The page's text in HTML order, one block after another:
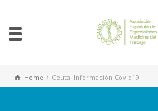
Home Ceuta. Información Covid19